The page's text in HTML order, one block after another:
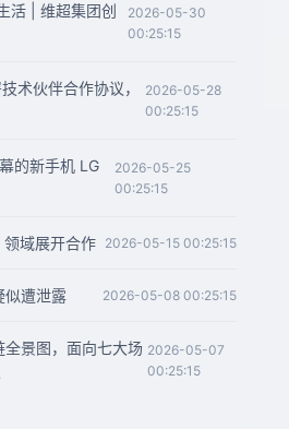
活 | 维超集团创
2026-05-30
00:25:15
术伙伴合作协议，
2026-05-28
00:25:15
的新手机 LG
2026-05-25
00:25:15
域展开合作 2026-05-15 00:25:15
似遭泄露 2026-05-08 00:25:15
景图，面向七大场 2026-05-07
00:25:15